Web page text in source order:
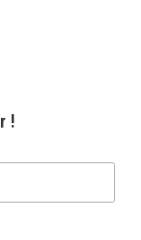
!